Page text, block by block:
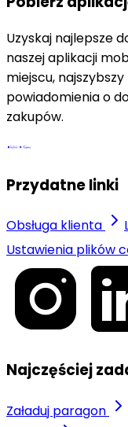
Uzyskaj najlepsze
naszej aplikacji
miejscu,
powiadomienia o
zakupów.
Przydatne linki
Obsługa klienta
Ustawienia plików
Najczęściej
Załaduj paragon